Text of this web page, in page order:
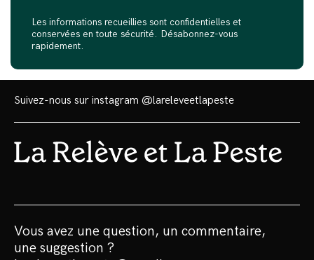
Les informations recueillies sont confidentielles et
conservées en toute sécurité. Désabonnez-vous
rapidement.
Suivez-nous sur instagram @lareleveetlapeste
Vous avez une question, un commentaire,
une suggestion ?